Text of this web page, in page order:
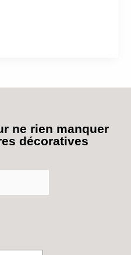
ne rien manquer
décoratives